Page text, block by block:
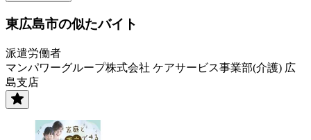
東広島市の似たバイト
派遣労働者
マンパワーグループ株式会社 ケアサービス事業部(介護) 広
島支店